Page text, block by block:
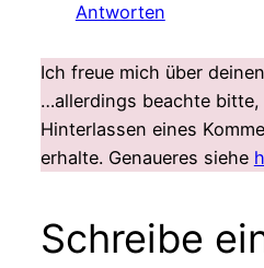
Antworten
Ich freue mich über
…allerdings beachte
Hinterlassen eines
erhalte. Genaueres siehe
Schreibe